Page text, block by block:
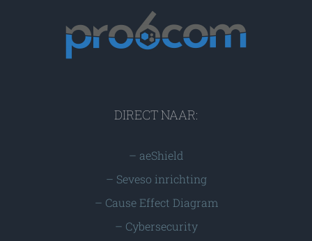
DIRECT NAAR:
– aeShield
– Seveso inrichting
– Cause Effect Diagram
– Cybersecurity